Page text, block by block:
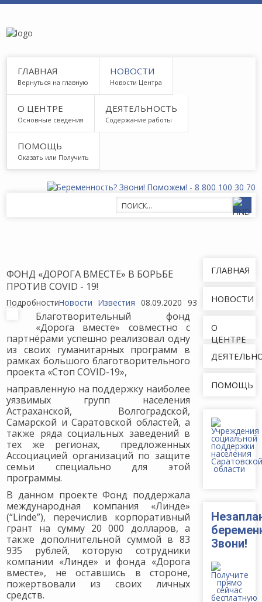
ГЛАВНАЯ
Вернуться на главную
НОВОСТИ
Новости Центра
О ЦЕНТРЕ
Основные сведения
ДЕЯТЕЛЬНОСТЬ
Содержание работы
ПОМОЩЬ
Оказать или Получить
ФОНД «ДОРОГА ВМЕСТЕ» В БОРЬБЕ
ПРОТИВ COVID - 19!
ПодробностиНовости Известия 08.09.2020 933
Благотворительный фонд
«Дорога вместе» совместно с
партнёрами успешно реализовал одну
из своих гуманитарных программ в
рамках большого благотворительного
проекта «Стоп COVID-19»,
направленную на поддержку наиболее
уязвимых групп населения
Астраханской, Волгоградской,
Самарской и Саратовской областей, а
также ряда социальных заведений в
тех же регионах, предложенных
Ассоциацией организаций по защите
семьи специально для этой
программы.
В данном проекте Фонд поддержала
международная компания «Линде»
(“Linde”), перечислив корпоративный
грант на сумму 20 000 долларов, а
также дополнительной суммой в 83
935 рублей, которую сотрудники
компании «Линде» и фонда «Дорога
вместе», не оставшись в стороне,
пожертвовали из своих личных
средств.
ГЛАВНАЯ
НОВОСТИ
О
ЦЕНТРЕ
ПОМОЩЬ
Звони!